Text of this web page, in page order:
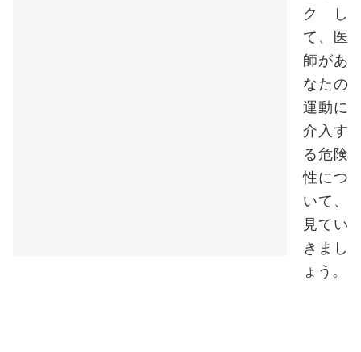
クし
て、医
師があ
なたの
運動に
介入す
る危険
性につ
いて、
見てい
きまし
ょう。